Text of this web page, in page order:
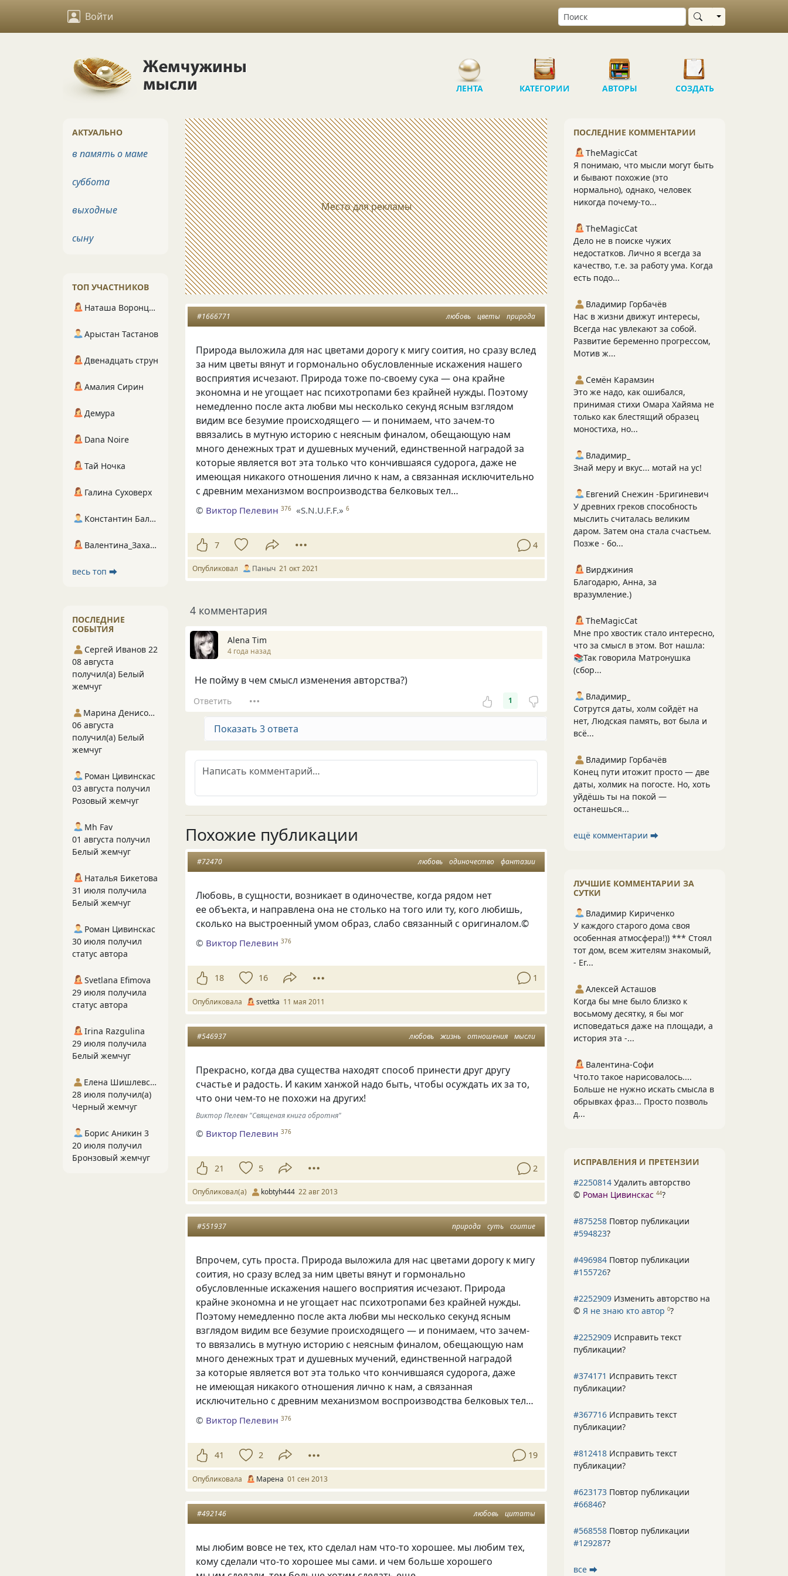
Войти Выбрать область
ЛЕНТА КАТЕГОРИИ АВТОРЫ СОЗДАТЬ
Место для рекламы
любовь цветы природа
#1666771
Природа выложила для нас цветами дорогу к мигу соития, но сразу вслед
за ним цветы вянут и гормонально обусловленные искажения нашего
восприятия исчезают. Природа тоже по-своему сука — она крайне
экономна и не угощает нас психотропами без крайней нужды. Поэтому
немедленно после акта любви мы несколько секунд ясным взглядом
видим все безумие происходящего — и понимаем, что зачем-то
ввязались в мутную историю с неясным финалом, обещающую нам
много денежных трат и душевных мучений, единственной наградой за
которые является вот эта только что кончившаяся судорога, даже не
имеющая никакого отношения лично к нам, а связанная исключительно
с древним механизмом воспроизводства белковых тел…
© Виктор Пелевин 376 «S.N.U.F.F.» 6
7 4
Опубликовал Паныч 21 окт 2021
4 комментария
Alena Tim
4 года назад
Не пойму в чем смысл изменения авторства?)
Ответить 1
Показать 3 ответа
Похожие публикации
любовь одиночество фантазии
#72470
Любовь, в сущности, возникает в одиночестве, когда рядом нет
ее объекта, и направлена она не столько на того или ту, кого любишь,
сколько на выстроенный умом образ, слабо связанный с оригиналом.©
© Виктор Пелевин 376
18 16 1
Опубликовала svettka 11 мая 2011
любовь жизнь отношения мысли
#546937
Прекрасно, когда два существа находят способ принести друг другу
счастье и радость. И каким ханжой надо быть, чтобы осуждать их за то,
что они чем-то не похожи на других!
Виктор Пелевн "Священая книга обротня"
© Виктор Пелевин 376
21 5 2
Опубликовал(а) kobtyh444 22 авг 2013
природа суть соитие
#551937
Впрочем, суть проста. Природа выложила для нас цветами дорогу к мигу
соития, но сразу вслед за ним цветы вянут и гормонально
обусловленные искажения нашего восприятия исчезают. Природа
крайне экономна и не угощает нас психотропами без крайней нужды.
Поэтому немедленно после акта любви мы несколько секунд ясным
взглядом видим все безумие происходящего — и понимаем, что зачем-
то ввязались в мутную историю с неясным финалом, обещающую нам
много денежных трат и душевных мучений, единственной наградой
за которые является вот эта только что кончившаяся судорога, даже
не имеющая никакого отношения лично к нам, а связанная
исключительно с древним механизмом воспроизводства белковых тел…
© Виктор Пелевин 376
41 2 19
Опубликовала Марена 01 сен 2013
любовь цитаты
#492146
мы любим вовсе не тех, кто сделал нам что-то хорошее. мы любим тех,
кому сделали что-то хорошее мы сами. и чем больше хорошего
ПОСЛЕДНИЕ КОММЕНТАРИИ
TheMagicCat
Я понимаю, что мысли могут быть
и бывают похожие (это
нормально), однако, человек
никогда почему-то...
TheMagicCat
Дело не в поиске чужих
недостатков. Лично я всегда за
качество, т.е. за работу ума. Когда
есть подо...
Владимир Горбачёв
Нас в жизни движут интересы,
Всегда нас увлекают за собой.
Развитие беременно прогрессом,
Мотив ж...
Семён Карамзин
Это же надо, как ошибался,
принимая стихи Омара Хайяма не
только как блестящий образец
моностиха, но...
Владимир_
Знай меру и вкус... мотай на ус!
Евгений Снежин -Бригиневич
У древних греков способность
мыслить считалась великим
даром. Затем она стала счастьем.
Позже - бо...
Вирджиния
Благодарю, Анна, за
вразумление.)
TheMagicCat
Мне про хвостик стало интересно,
что за смысл в этом. Вот нашла:
📚Так говорила Матронушка
(сбор...
Владимир_
Сотрутся даты, холм сойдёт на
нет, Людская память, вот была и
всё...
Владимир Горбачёв
Конец пути итожит просто — две
даты, холмик на погосте. Но, хоть
уйдёшь ты на покой —
останешься...
ещё комментарии ⮕
ЛУЧШИЕ КОММЕНТАРИИ ЗА
СУТКИ
Владимир Кириченко
У каждого старого дома своя
особенная атмосфера!)) *** Стоял
тот дом, всем жителям знакомый,
- Ег...
Алексей Асташов
Когда бы мне было близко к
восьмому десятку, я бы мог
исповедаться даже на площади, а
история эта -...
Валентина-Софи
Что.то такое нарисовалось....
Больше не нужно искать смысла в
обрывках фраз... Просто позволь
д...
ИСПРАВЛЕНИЯ И ПРЕТЕНЗИИ
#2250814 Удалить авторство
© Роман Цивинскас 44?
#875258 Повтор публикации
#594823?
#496984 Повтор публикации
#155726?
#2252909 Изменить авторство на
© Я не знаю кто автор 0?
#2252909 Исправить текст
публикации?
#374171 Исправить текст
публикации?
#367716 Исправить текст
публикации?
#812418 Исправить текст
публикации?
#623173 Повтор публикации
#66846?
#568558 Повтор публикации
#129287?
все ⮕
АКТУАЛЬНО
в память о маме
суббота
выходные
сыну
ТОП УЧАСТНИКОВ
Наташа Воронцова
Арыстан Тастанов
Двенадцать струн
Амалия Сирин
Демура
Dana Noire
Тай Ночка
Галина Суховерх
Константин Балухта
Валентина_Захарова
весь топ ⮕
ПОСЛЕДНИЕ
СОБЫТИЯ
Сергей Иванов 22
08 августа
получил(а) Белый
жемчуг
Марина Денисова 5
06 августа
получил(а) Белый
жемчуг
Роман Цивинскас
03 августа получил
Розовый жемчуг
Mh Fav
01 августа получил
Белый жемчуг
Наталья Бикетова
31 июля получила
Белый жемчуг
Роман Цивинскас
30 июля получил
статус автора
Svetlana Efimova
29 июля получила
статус автора
Irina Razgulina
29 июля получила
Белый жемчуг
Елена Шишлевская
28 июля получил(а)
Черный жемчуг
Борис Аникин 3
20 июля получил
Бронзовый жемчуг